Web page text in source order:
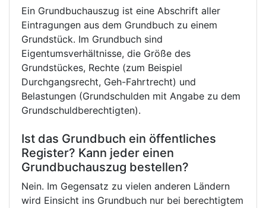
Ein Grundbuchauszug ist eine Abschrift aller
Eintragungen aus dem Grundbuch zu einem
Grundstück. Im Grundbuch sind
Eigentumsverhältnisse, die Größe des
Grundstückes, Rechte (zum Beispiel
Durchgangsrecht, Geh-Fahrtrecht) und
Belastungen (Grundschulden mit Angabe zu dem
Grundschuldberechtigten).
Ist das Grundbuch ein öffentliches
Register? Kann jeder einen
Grundbuchauszug bestellen?
Nein. Im Gegensatz zu vielen anderen Ländern
wird Einsicht ins Grundbuch nur bei berechtigtem